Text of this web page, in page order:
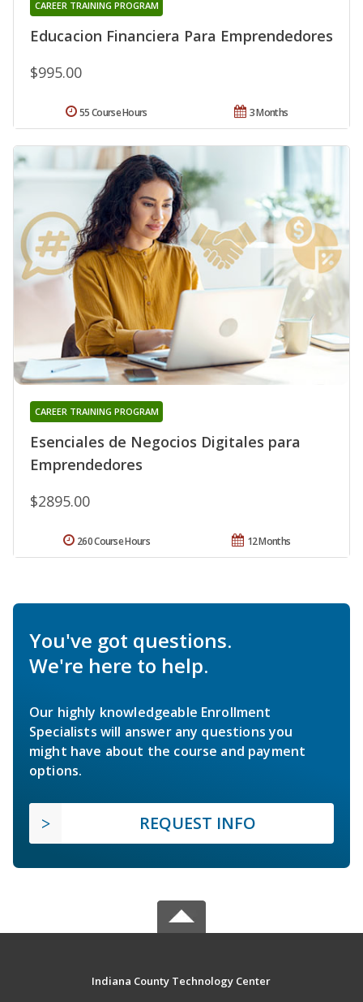
Educacion Financiera Para Emprendedores
CAREER TRAINING PROGRAM
$995.00
3 Months
55 Course Hours
Esenciales de Negocios Digitales para
Emprendedores
CAREER TRAINING PROGRAM
$2895.00
12 Months
260 Course Hours
You've got questions.
We're here to help.
Our highly knowledgeable Enrollment
Specialists will answer any questions you
might have about the course and payment
options.
REQUEST INFO
Indiana County Technology Center